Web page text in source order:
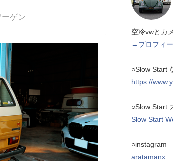
ゲン
空冷vwとカ
→プロフィ
○Slow Start
https://
○Slow Start
Slow Start
○instagram
aratamanx